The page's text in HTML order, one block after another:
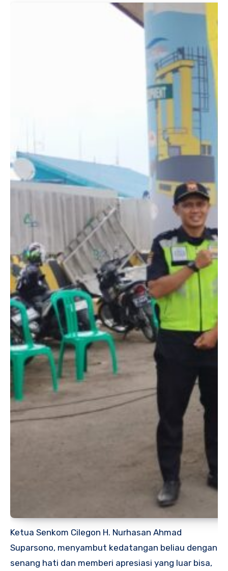
Ketua Senkom Cilegon H. Nurhasan Ahmad
Suparsono, menyambut kedatangan beliau dengan
senang hati dan memberi apresiasi yang luar bisa,